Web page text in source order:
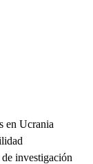
en Ucrania
investigación